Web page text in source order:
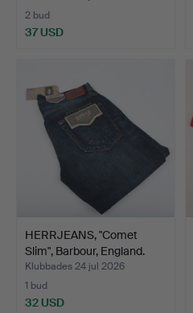
2 bud
37 USD
HERRJEANS, "Comet
Slim", Barbour, England.
Klubbades 24 jul 2026
1 bud
32 USD